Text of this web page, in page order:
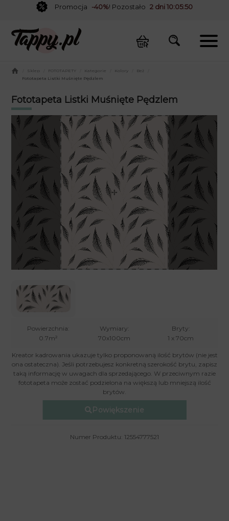
Promocja -40%! Pozostało 2 dni 10:05:50
Sklep FOTOTAPETY Kategorie Kolory Beż
Fototapeta Listki Muśnięte Pędzlem
Fototapeta Listki Muśnięte Pędzlem
Powierzchnia:
0.7m²
Wymiary:
70x100cm
Bryty:
1 x 70cm
Kreator kadrowania ukazuje tylko proponowaną ilość brytów (nie jest
ona ostateczna). Jeśli potrzebujesz konkretną szerokość brytu, zapisz
taką informację w uwagach dla sprzedającego. W przeciwnym razie
fototapeta może zostać podzielona na większą lub mniejszą ilość
brytów.
Powiększenie
Numer Produktu: 12554777521